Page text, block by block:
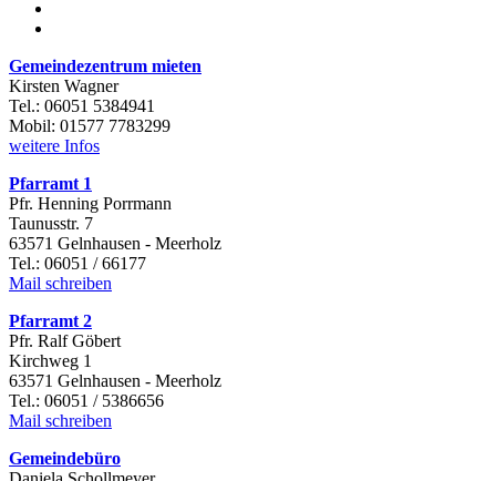
Gemeindezentrum mieten
Kirsten Wagner
Tel.: 06051 5384941
Mobil: 01577 7783299
weitere Infos
Pfarramt 1
Pfr. Henning Porrmann
Taunusstr. 7
63571 Gelnhausen - Meerholz
Tel.: 06051 / 66177
Mail schreiben
Pfarramt 2
Pfr. Ralf Göbert
Kirchweg 1
63571 Gelnhausen - Meerholz
Tel.: 06051 / 5386656
Mail schreiben
Gemeindebüro